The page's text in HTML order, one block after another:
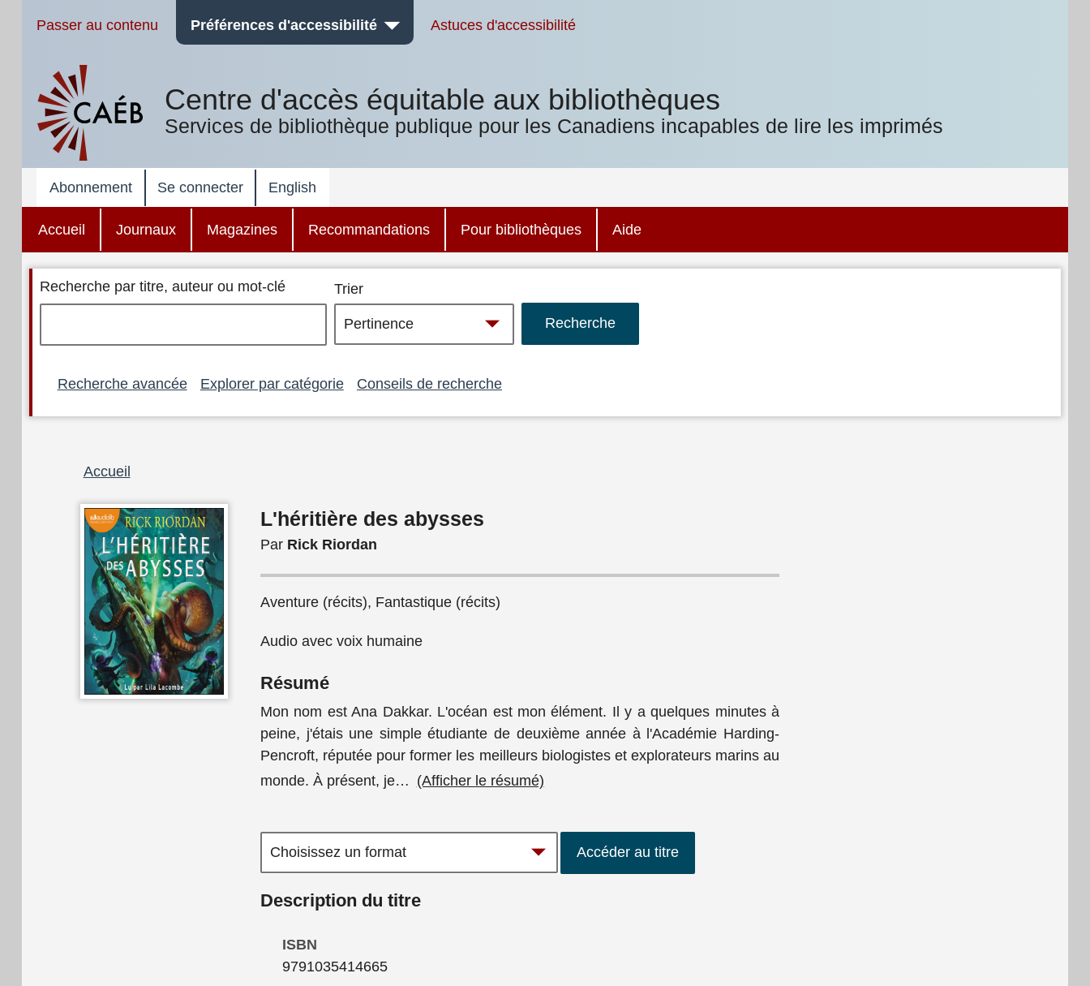
Passer au contenu Préférences d'accessibilité Astuces d'accessibilité
Centre d'accès équitable aux bibliothèques
Services de bibliothèque publique pour les Canadiens incapables de lire les imprimés
Abonnement Se connecter English
Accueil Journaux Magazines Recommandations Pour bibliothèques Aide
Recherche par titre, auteur ou mot-clé Trier
Recherche avancée Explorer par catégorie Conseils de recherche
Fil
Accueil
L'héritière des abysses
Par Rick Riordan
Aventure (récits), Fantastique (récits)
Audio avec voix humaine
Résumé
Mon nom est Ana Dakkar. L'océan est mon élément. Il y a quelques minutes à
peine, j'étais une simple étudiante de deuxième année à l'Académie Harding-
Pencroft, réputée pour former les meilleurs biologistes et explorateurs marins au
monde. À présent, je… (Afficher le résumé)
Accéder au titre
Description du titre
ISBN
9791035414665